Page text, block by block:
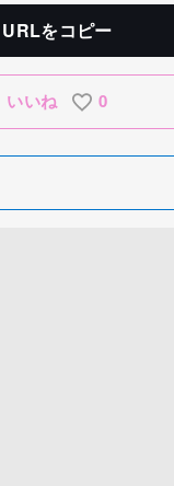
URLをコピー
いいね 0